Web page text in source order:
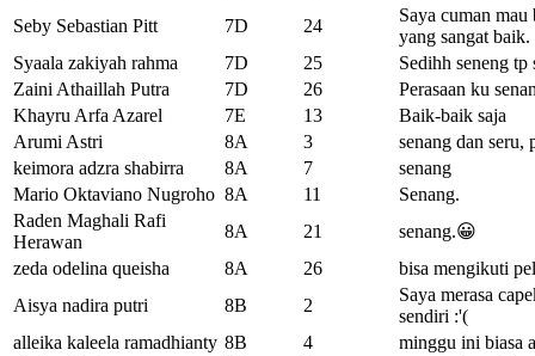
Seby Sebastian Pitt
7D 24
Saya cuman
yang sangat baik.
Syaala zakiyah rahma
7D 25
Sedihh seneng
Zaini Athaillah Putra
7D 26
Perasaan ku
Khayru Arfa Azarel
7E 13
Baik-baik saja
Arumi Astri
8A 3
senang dan seru,
keimora adzra shabirra
8A 7
senang
Mario Oktaviano Nugroho 8A 11
Senang.
Raden Maghali Rafi
Herawan
8A 21
senang.😀
zeda odelina queisha
8A 26
bisa mengikuti
Aisya nadira putri
8B 2
Saya merasa
sendiri :'(
alleika kaleela ramadhianty 8B 4
minggu ini biasa